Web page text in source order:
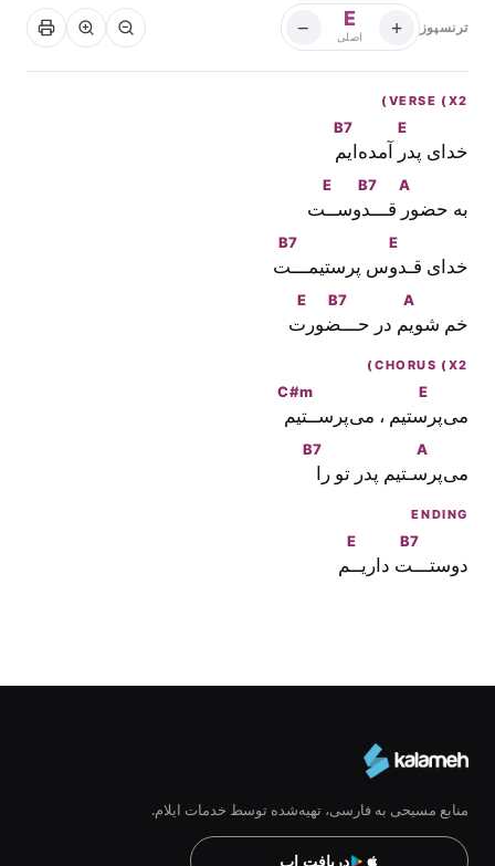
ترنسپوز − E
اصلی +
VERSE (X2)
خدای پد
E
ر آمده‌ا
B7
یم
به حضو
A
ر قــ
B7
ـدوسـ
E
ـت
خدای قـد
E
وس پرستیمــ
B7
ـت
خم شو
A
یم در حــ
B7
ـضور
E
ت
CHORUS (X2)
می‌پر
E
ستیم ، می‌پرسـ
C#m
ـتیم
می‌پر
A
سـتیم پدر تو ر
B7
ا
ENDING
دوستــ
B7
ـت داریـ
E
ـم
منابع مسیحی به فارسی، تهیه‌شده توسط خدمات ایلام.
دریافت اپ